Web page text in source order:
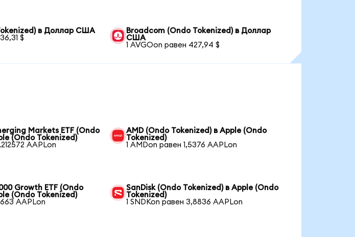
в Доллар США
$
Broadcom (Ondo Tokenized) в Доллар
США
1 AVGOon равен 427,94 $
Markets ETF (Ondo
(Ondo Tokenized)
AAPLon
AMD (Ondo Tokenized) в Apple (Ondo
Tokenized)
1 AMDon равен 1,5376 AAPLon
Growth ETF (Ondo
(Ondo Tokenized)
AAPLon
SanDisk (Ondo Tokenized) в Apple (Ondo
Tokenized)
1 SNDKon равен 3,8836 AAPLon